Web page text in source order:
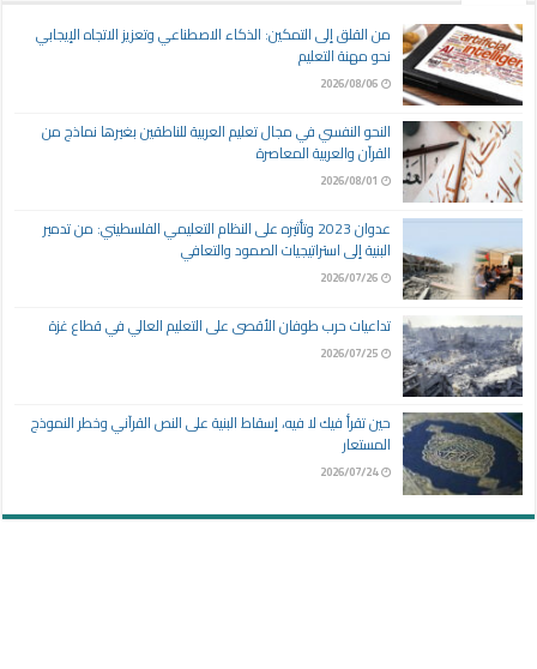
من القلق إلى التمكين: الذكاء الاصطناعي وتعزيز الاتجاه الإيجابي
نحو مهنة التعليم
2026/08/06
النحو النفسي في مجال تعليم العربية للناطقين بغيرها نماذج من
القرآن والعربية المعاصرة
2026/08/01
عدوان 2023 وتأثيره على النظام التعليمي الفلسطيني: من تدمير
البنية إلى استراتيجيات الصمود والتعافي
2026/07/26
تداعيات حرب طوفان الأقصى على التعليم العالي في قطاع غزة
2026/07/25
حين تقرأ فيك لا فيه، إسقاط البنية على النص القرآني وخطر النموذج
المستعار
2026/07/24